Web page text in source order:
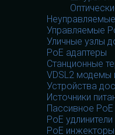
Управляемые
Уличные узлы
PoE адаптеры
Станционные
VDSL2 модемы
Устройства
Источники
Пассивное
PoE удлинители
PoE инжекторы